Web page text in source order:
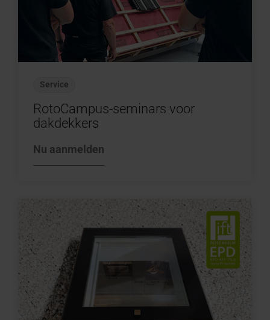
Service
RotoCampus-seminars voor
dakdekkers
Nu aanmelden